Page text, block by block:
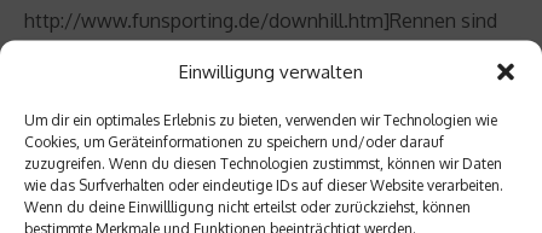
Einwilligung verwalten
Um dir ein optimales Erlebnis zu bieten, verwenden wir Technologien wie
Cookies, um Geräteinformationen zu speichern und/oder darauf
zuzugreifen. Wenn du diesen Technologien zustimmst, können wir Daten
wie das Surfverhalten oder eindeutige IDs auf dieser Website verarbeiten.
Wenn du deine Einwillligung nicht erteilst oder zurückziehst, können
bestimmte Merkmale und Funktionen beeinträchtigt werden.
http://www.funsporting.de/downhill.htm]Rennen sind
Zeit am richtigen Ort sind, sowie alle Fahrer, die bereits
an einem Rennen der Serie teilgenommen haben.
Beitrag teilen